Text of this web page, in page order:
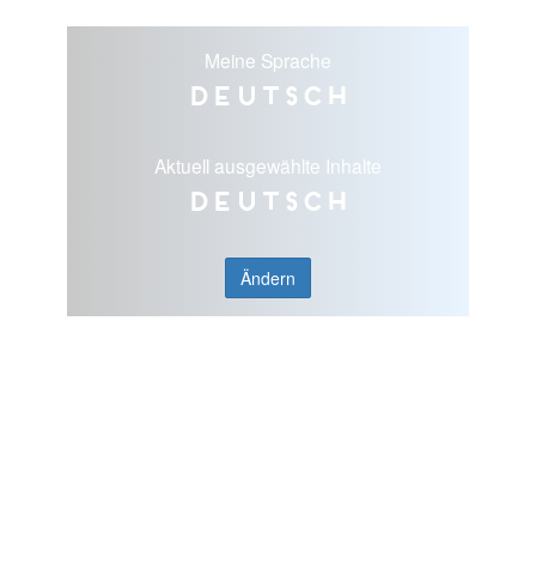
Meine Sprache
Deutsch
Aktuell ausgewählte Inhalte
Deutsch
Ändern